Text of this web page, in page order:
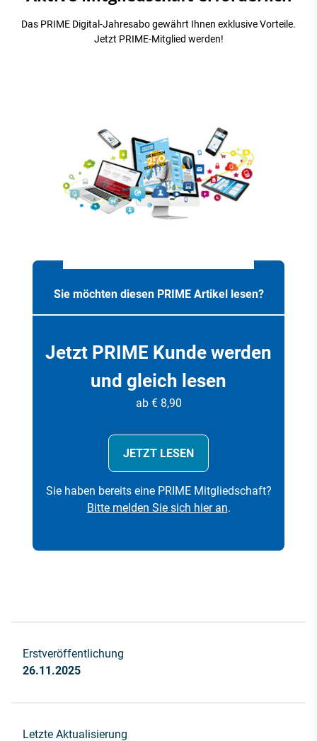
Das PRIME Digital-Jahresabo gewährt Ihnen exklusive Vorteile.
Jetzt PRIME-Mitglied werden!
Sie möchten diesen PRIME Artikel lesen?
Jetzt PRIME Kunde werden
und gleich lesen
ab € 8,90
JETZT LESEN
Sie haben bereits eine PRIME Mitgliedschaft?
Bitte melden Sie sich hier an.
Erstveröffentlichung
26.11.2025
Letzte Aktualisierung